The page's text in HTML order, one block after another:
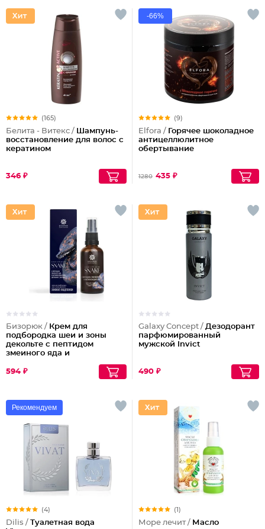
(165)
Белита - Витекс / Шампунь-
восстановление для волос с
кератином
346 ₽
-66%
(9)
Elfora / Горячее шоколадное
антицеллюлитное
обертывание
1280 435 ₽
Бизорюк / Крем для
подбородка шеи и зоны
декольте с пептидом
змеиного яда и
594 ₽
Galaxy Concept / Дезодорант
парфюмированный
мужской Invict
490 ₽
Рекомендуем
(4)
Dilis / Туалетная вода
(1)
Море лечит / Масло